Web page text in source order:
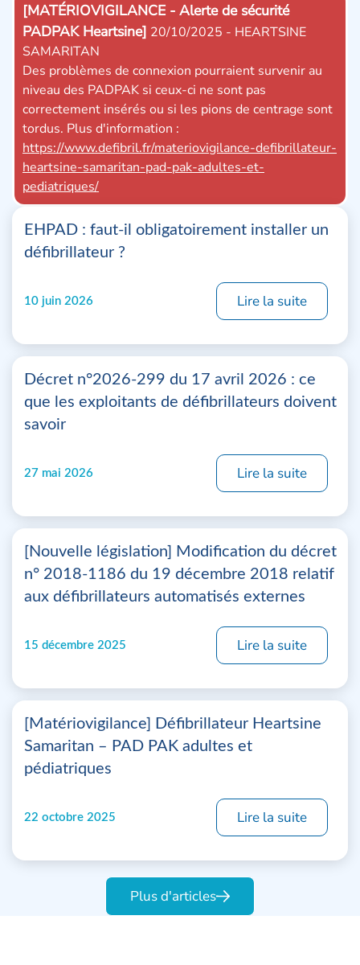
[MATÉRIOVIGILANCE - Alerte de sécurité
PADPAK Heartsine] 20/10/2025 - HEARTSINE
SAMARITAN
Des problèmes de connexion pourraient survenir au
niveau des PADPAK si ceux-ci ne sont pas
correctement insérés ou si les pions de centrage sont
tordus. Plus d'information :
https://www.defibril.fr/materiovigilance-defibrillateur-
heartsine-samaritan-pad-pak-adultes-et-
pediatriques/
EHPAD : faut-il obligatoirement installer un
défibrillateur ?
10 juin 2026 Lire la suite
Décret n°2026-299 du 17 avril 2026 : ce
que les exploitants de défibrillateurs doivent
savoir
27 mai 2026 Lire la suite
[Nouvelle législation] Modification du décret
n° 2018-1186 du 19 décembre 2018 relatif
aux défibrillateurs automatisés externes
15 décembre 2025 Lire la suite
[Matériovigilance] Défibrillateur Heartsine
Samaritan – PAD PAK adultes et
pédiatriques
22 octobre 2025 Lire la suite
Plus d'articles